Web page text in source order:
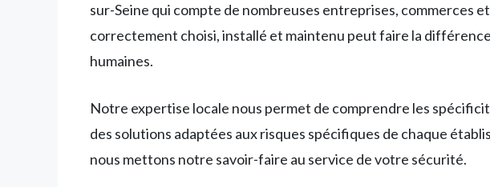
sur-Seine qui compte de nombreuses entreprises, commerces
correctement choisi, installé et maintenu peut faire la
humaines.
Notre expertise locale nous permet de comprendre les
des solutions adaptées aux risques spécifiques de chaque
nous mettons notre savoir-faire au service de votre sécurité.